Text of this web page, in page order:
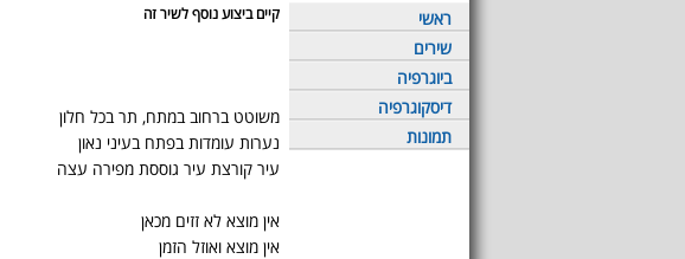
ראשי
שירים
ביוגרפיה
דיסקוגרפיה
תמונות
קיים ביצוע נוסף לשיר זה
משוטט ברחוב במתח, תר בכל חלון
נערות עומדות בפתח בעיני נאון
עיר קורצת עיר גוססת מפירה עצה
אין מוצא לא זזים מכאן
אין מוצא ואוזל הזמן